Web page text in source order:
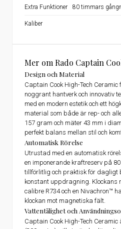
Mer om Rado Captain
Design och Material
Captain Cook High-Tech
noggrant hantverk och innovativ
med en modern estetik och ett
material som både är rep- och
157 gram och mäter 43 mm i
perfekt balans mellan stil och
Automatisk Rörelse
Utrustad med en automatisk
en imponerande kraftreserv på
tillförlitlig och praktisk för dagligt
konstant uppdragning. Klockans
calibre R734 och en Nivachron™
klockan mot magnetiska fält.
Vattentålighet och
Captain Cook High-Tech
Extra Funktioner 80 timmars
Kaliber